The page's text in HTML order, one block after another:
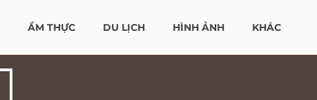
ẨM THỰC DU LỊCH HÌNH ẢNH KHÁC